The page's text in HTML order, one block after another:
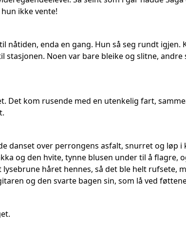
ikke vente!
nåtiden, enda en gang. Hun så seg rundt igjen.
Noen var bare bleike og slitne,
Det kom rusende med en utenkelig fart,
danset over perrongens asfalt, snurret og løp i
og den hvite, tynne blusen under til å flagre,
håret hennes, så det ble helt rufsete,
og den svarte bagen sin, som lå ved